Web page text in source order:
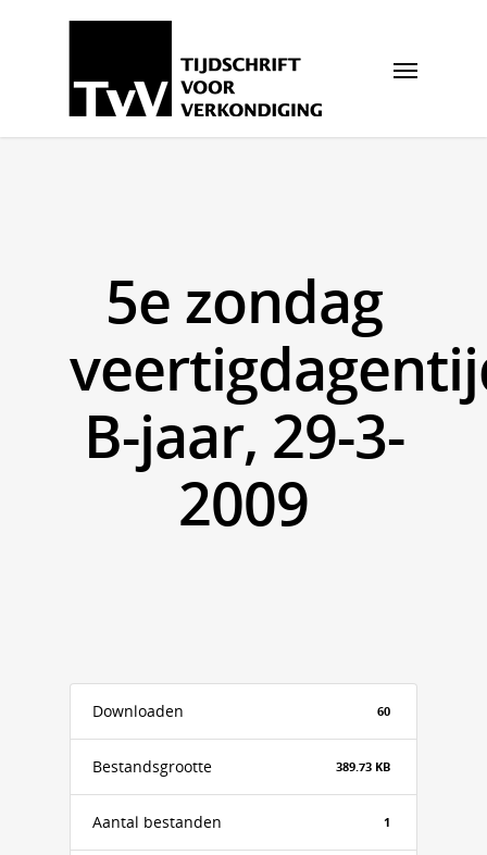
5e zondag
B-jaar, 29-3-
2009
Downloaden 60
Bestandsgrootte 389.73 KB
Aantal bestanden 1